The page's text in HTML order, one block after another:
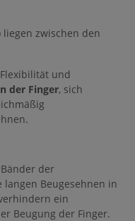
liegen zwischen den
und
der Finger, sich
der
langen Beugesehnen in
ein
Beugung der Finger.